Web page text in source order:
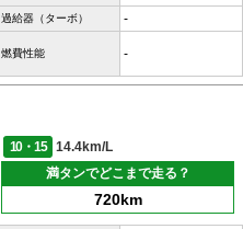
過給器（ターボ） -
燃費性能 -
10・15
14.4km/L
満タンでどこまで走る？
720km